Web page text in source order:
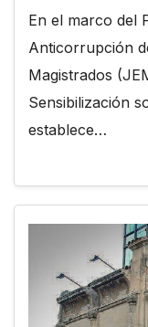
En el marco del
Anticorrupción
Magistrados
Sensibilización
establece…